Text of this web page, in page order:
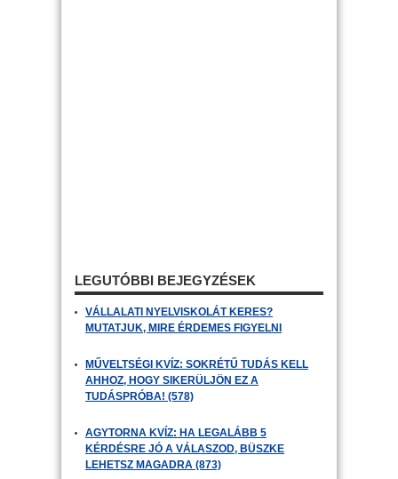
LEGUTÓBBI BEJEGYZÉSEK
VÁLLALATI NYELVISKOLÁT KERES?
MUTATJUK, MIRE ÉRDEMES FIGYELNI
MŰVELTSÉGI KVÍZ: SOKRÉTŰ TUDÁS KELL
AHHOZ, HOGY SIKERÜLJÖN EZ A
TUDÁSPRÓBA! (578)
AGYTORNA KVÍZ: HA LEGALÁBB 5
KÉRDÉSRE JÓ A VÁLASZOD, BÜSZKE
LEHETSZ MAGADRA (873)